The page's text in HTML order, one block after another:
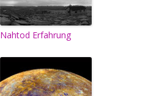
Nahtod Erfahrung